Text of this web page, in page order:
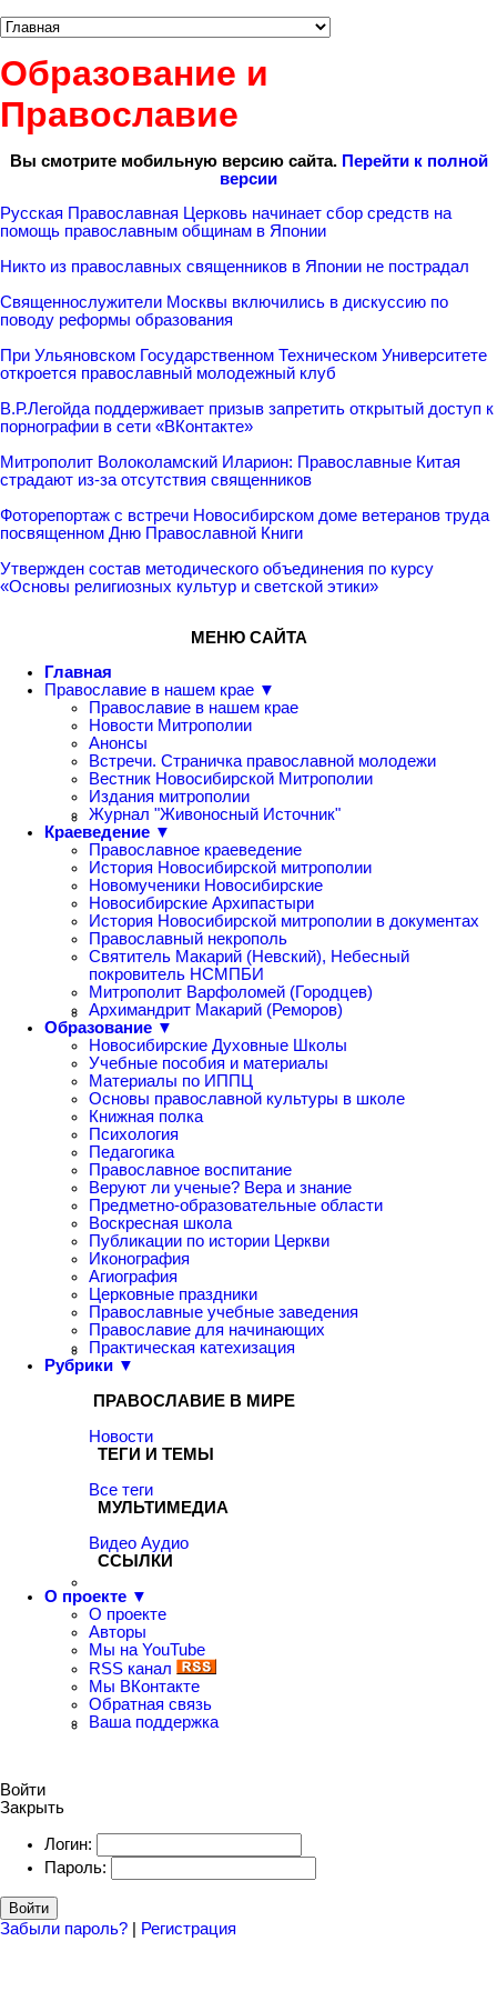
Образование и
Православие
Вы смотрите мобильную версию сайта. Перейти к полной
версии
Русская Православная Церковь начинает сбор средств на
помощь православным общинам в Японии
Никто из православных священников в Японии не пострадал
Священнослужители Москвы включились в дискуссию по
поводу реформы образования
При Ульяновском Государственном Техническом Университете
откроется православный молодежный клуб
В.Р.Легойда поддерживает призыв запретить открытый доступ к
порнографии в сети «ВКонтакте»
Митрополит Волоколамский Иларион: Православные Китая
страдают из-за отсутствия священников
Фоторепортаж с встречи Новосибирском доме ветеранов труда
посвященном Дню Православной Книги
Утвержден состав методического объединения по курсу
«Основы религиозных культур и светской этики»
МЕНЮ САЙТА
Главная
Православие в нашем крае ▼
Православие в нашем крае
Новости Митрополии
Анонсы
Встречи. Страничка православной молодежи
Вестник Новосибирской Митрополии
Издания митрополии
Журнал "Живоносный Источник"
Краеведение ▼
Православное краеведение
История Новосибирской митрополии
Новомученики Новосибирские
Новосибирские Архипастыри
История Новосибирской митрополии в документах
Православный некрополь
Святитель Макарий (Невский), Небесный
покровитель НСМПБИ
Митрополит Варфоломей (Городцев)
Архимандрит Макарий (Реморов)
Образование ▼
Новосибирские Духовные Школы
Учебные пособия и материалы
Материалы по ИППЦ
Основы православной культуры в школе
Книжная полка
Психология
Педагогика
Православное воспитание
Веруют ли ученые? Вера и знание
Предметно-образовательные области
Воскресная школа
Публикации по истории Церкви
Иконография
Агиография
Церковные праздники
Православные учебные заведения
Православие для начинающих
Практическая катехизация
Рубрики ▼
ПРАВОСЛАВИЕ В МИРЕ
Новости
ТЕГИ И ТЕМЫ
Все теги
МУЛЬТИМЕДИА
Видео Аудио
ССЫЛКИ
О проекте ▼
О проекте
Авторы
Мы на YouTube
RSS канал
Мы ВКонтакте
Обратная связь
Ваша поддержка
Войти
Закрыть
Логин:
Пароль:
Войти
Забыли пароль? | Регистрация